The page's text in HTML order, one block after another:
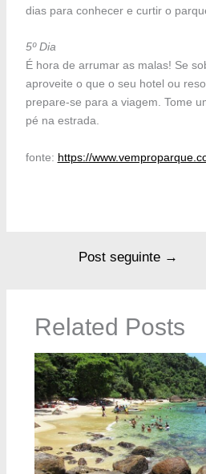
dias para conhecer e curtir o
5º Dia
É hora de arrumar as malas! Se
aproveite o que o seu hotel ou
prepare-se para a viagem. Tome
pé na estrada.
fonte: https://
Post seguinte →
Related Posts